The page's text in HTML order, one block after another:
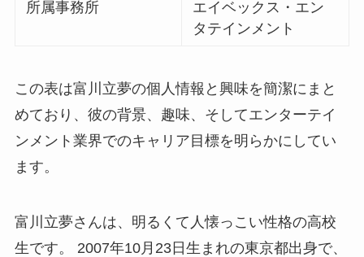
所属事務所
エイベックス・エン
タテインメント
この表は富川立夢の個人情報と興味を簡潔にまと
めており、彼の背景、趣味、そしてエンターテイ
ンメント業界でのキャリア目標を明らかにしてい
ます。
富川立夢さんは、明るくて人懐っこい性格の高校
生です。 2007年10月23日生まれの東京都出身で、